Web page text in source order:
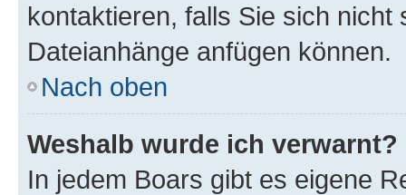
kontaktieren, falls Sie sich
Dateianhänge anfügen können.
Nach oben
Weshalb wurde ich verwarnt?
In jedem Boars gibt es eigene